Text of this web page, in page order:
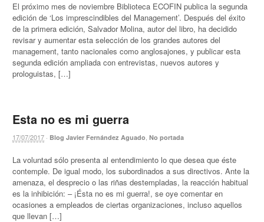
El próximo mes de noviembre Biblioteca ECOFIN publica la segunda
edición de ‘Los imprescindibles del Management’. Después del éxito
de la primera edición, Salvador Molina, autor del libro, ha decidido
revisar y aumentar esta selección de los grandes autores del
management, tanto nacionales como anglosajones, y publicar esta
segunda edición ampliada con entrevistas, nuevos autores y
prologuistas, […]
Esta no es mi guerra
17/07/2017 · Blog Javier Fernández Aguado ,No portada
La voluntad sólo presenta al entendimiento lo que desea que éste
contemple. De igual modo, los subordinados a sus directivos. Ante la
amenaza, el desprecio o las riñas destempladas, la reacción habitual
es la inhibición: – ¡Ésta no es mi guerra!, se oye comentar en
ocasiones a empleados de ciertas organizaciones, incluso aquellos
que llevan […]